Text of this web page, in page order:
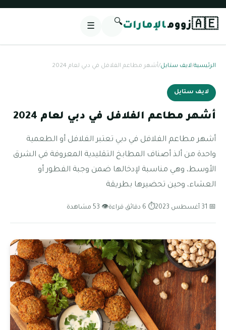
🇦🇪زوومالإمارات🔍
☰
الرئيسية/لايف ستايل/أشهر مطاعم الفلافل في دبي لعام 2024
لايف ستايل
أشهر مطاعم الفلافل في دبي لعام 2024
أشهر مطاعم الفلافل في دبي تعتبر الفلافل أو الطعمية
واحدة من ألذ أصناف المطابخ التقليدية المعروفة في الشرق
الأوسط، وهي مناسبة لإدخالها ضمن وجبة الفطور أو
العشاء، وحين تحضيرها بطريقة
📅 31 أغسطس 2023 ⏱ 6 دقائق قراءة 👁 53 مشاهدة